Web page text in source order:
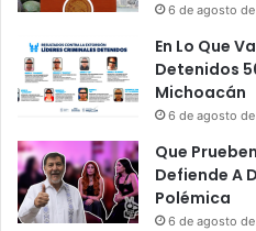
6 de agosto
En Lo Que
Detenidos
Michoacán
6 de agosto
Que
Defiende A
Polémica
6 de agosto